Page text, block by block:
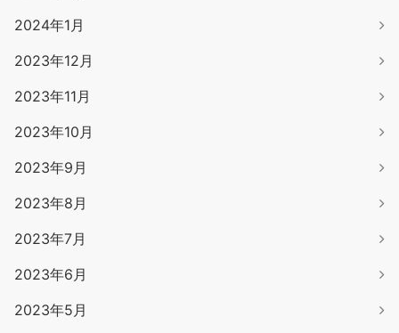
2024年1月
2023年12月
2023年11月
2023年10月
2023年9月
2023年8月
2023年7月
2023年6月
2023年5月